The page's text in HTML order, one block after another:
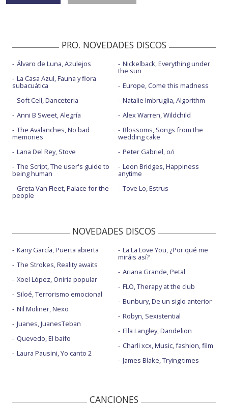
PRO. NOVEDADES DISCOS
Álvaro de Luna, Azulejos
La Casa Azul, Fauna y flora
subacuática
Soft Cell, Danceteria
Anni B Sweet, Alegría
The Avalanches, No bad
memories
Lana Del Rey, Stove
The Script, The user's guide to
being human
Greta Van Fleet, Palace for the
people
Nickelback, Everything under
the sun
Europe, Come this madness
Natalie Imbruglia, Algorithm
Alex Warren, Wildchild
Blossoms, Songs from the
wedding cake
Peter Gabriel, o/i
Leon Bridges, Happiness
anytime
Tove Lo, Estrus
NOVEDADES DISCOS
Kany García, Puerta abierta
The Strokes, Reality awaits
Xoel López, Oniria popular
Siloé, Terrorismo emocional
Nil Moliner, Nexo
Juanes, JuanesTeban
Quevedo, El baifo
Laura Pausini, Yo canto 2
La La Love You, ¿Por qué me
miráis así?
Ariana Grande, Petal
FLO, Therapy at the club
Bunbury, De un siglo anterior
Robyn, Sexistential
Ella Langley, Dandelion
Charli xcx, Music, fashion, film
James Blake, Trying times
CANCIONES